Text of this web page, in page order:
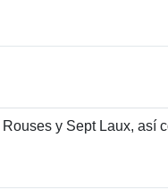
y Sept Laux, así